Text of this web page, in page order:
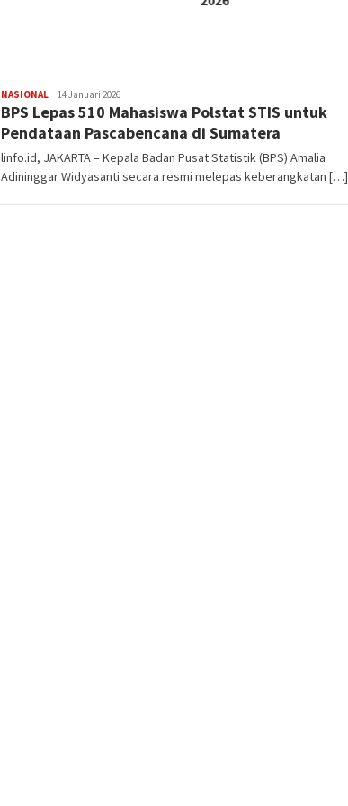
NASIONAL Redaksi
14 Januari 2026
BPS Lepas 510 Mahasiswa Polstat STIS untuk
Pendataan Pascabencana di Sumatera
linfo.id, JAKARTA – Kepala Badan Pusat Statistik (BPS) Amalia
Adininggar Widyasanti secara resmi melepas keberangkatan […]